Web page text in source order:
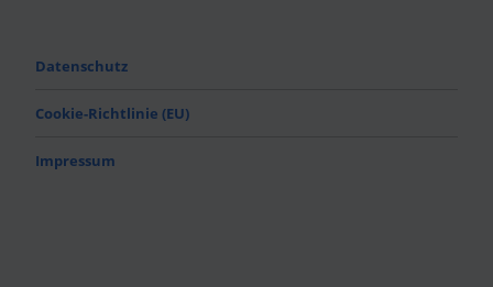
Datenschutz
Cookie-Richtlinie (EU)
Impressum